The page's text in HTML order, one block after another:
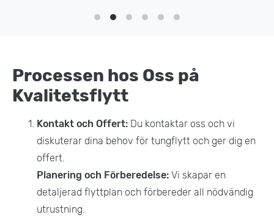
Processen hos Oss på
Kvalitetsflytt
Kontakt och Offert: Du kontaktar oss och vi
diskuterar dina behov för tungflytt och ger dig en
offert.
Planering och Förberedelse: Vi skapar en
detaljerad flyttplan och förbereder all nödvändig
utrustning.